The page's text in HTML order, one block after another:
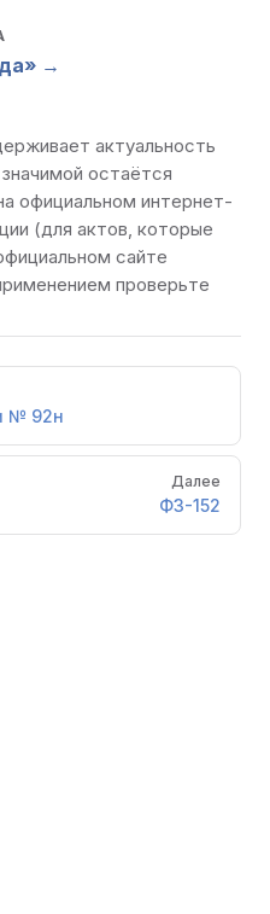
→
актуальность
остаётся
официальном интернет-
(для актов, которые
сайте
проверьте
№ 92н
Далее
ФЗ-152